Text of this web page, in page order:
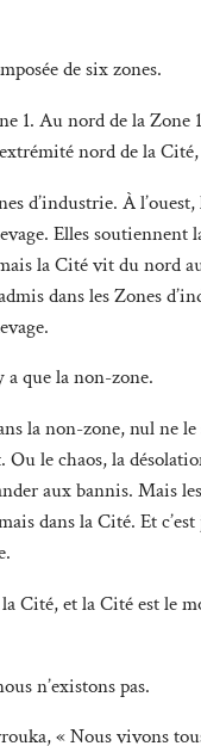
de six zones.
1. Au nord de la Zone
nord de la Cité,
d’industrie. À
Elles soutiennent
la Cité vit du nord
dans les Zones
a que la non-zone.
la non-zone, nul ne
Ou le chaos, la
aux bannis. Mais
dans la Cité. Et
Cité, et la Cité est le
n’existons pas.
« Nous vivons